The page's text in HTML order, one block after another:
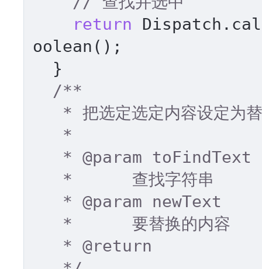
return
oolean();
/**
   *
@param toFindText
   *
@param newText
   *
@return